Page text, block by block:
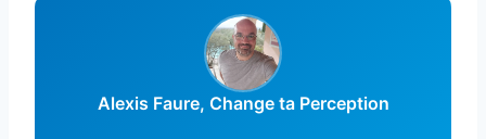
Alexis Faure, Change ta Perception